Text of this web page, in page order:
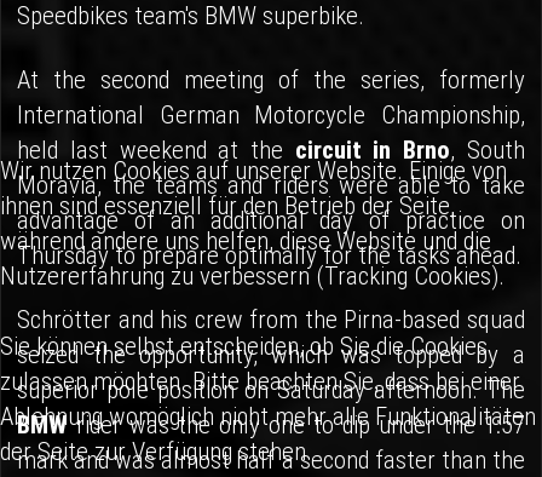
Speedbikes team's BMW superbike.
At the second meeting of the series, formerly
International German Motorcycle Championship,
held last weekend at the circuit in Brno, South
Moravia, the teams and riders were able to take
advantage of an additional day of practice on
Thursday to prepare optimally for the tasks ahead.
Schrötter and his crew from the Pirna-based squad
seized the opportunity, which was topped by a
superior pole position on Saturday afternoon. The
BMWrider was the only one to dip under the 1:57
mark and was almost half a second faster than the
Wir nutzen Cookies auf unserer Website. Einige von
ihnen sind essenziell für den Betrieb der Seite,
während andere uns helfen, diese Website und die
Nutzererfahrung zu verbessern (Tracking Cookies).
Sie können selbst entscheiden, ob Sie die Cookies
zulassen möchten. Bitte beachten Sie, dass bei einer
Ablehnung womöglich nicht mehr alle Funktionalitäten
der Seite zur Verfügung stehen.